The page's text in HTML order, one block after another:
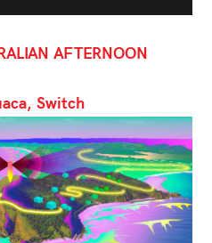
AFTERNOON
Switch